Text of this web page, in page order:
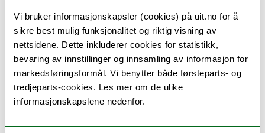
Vi bruker informasjonskapsler (cookies) på uit.no for å
sikre best mulig funksjonalitet og riktig visning av
nettsidene. Dette inkluderer cookies for statistikk,
bevaring av innstillinger og innsamling av informasjon for
markedsføringsformål. Vi benytter både førsteparts- og
tredjeparts-cookies. Les mer om de ulike
informasjonskapslene nedenfor.
datamateriale fremskaffes
Ferdigheter
Studenten skal kunne:
utføre grunnleggende
dokumentasjonsprosedyrer
fungere som feltassistent i et større team og